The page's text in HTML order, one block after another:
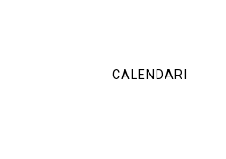
CALENDARI